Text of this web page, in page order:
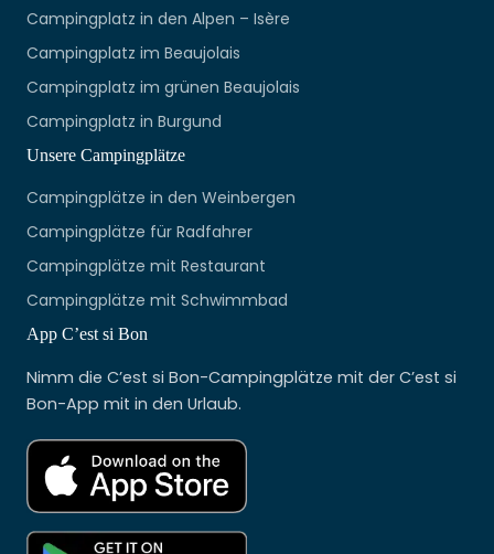
Campingplatz in den Alpen – Isère
Campingplatz im Beaujolais
Campingplatz im grünen Beaujolais
Campingplatz in Burgund
Unsere Campingplätze
Campingplätze in den Weinbergen
Campingplätze für Radfahrer
Campingplätze mit Restaurant
Campingplätze mit Schwimmbad
App C’est si Bon
Nimm die C’est si Bon-Campingplätze mit der C’est si
Bon-App mit in den Urlaub.